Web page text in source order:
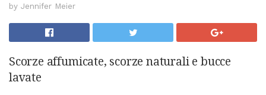
by Jennifer Meier
Scorze affumicate, scorze naturali e bucce
lavate